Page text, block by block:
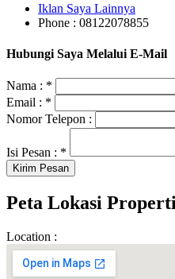
Iklan Saya Lainnya
Phone : 08122078855
Hubungi Saya Melalui E-Mail
Nama : *
Email : *
Nomor Telepon :
Isi Pesan : *
Peta Lokasi
Location :